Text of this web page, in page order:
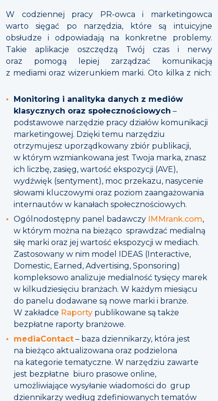
W codziennej pracy PR-owca i marketingowca
warto sięgać po narzędzia, które są intuicyjne
obsłudze i odpowiadają na konkretne problemy.
Takie aplikacje oszczędzą Twój czas i nerwy
oraz pomogą lepiej zarządzać komunikacją
z mediami oraz wizerunkiem marki. Oto kilka z nich:
Monitoring i analityka danych z mediów
klasycznych oraz społecznościowych –
podstawowe narzędzie pracy działów komunikacji
marketingowej. Dzięki temu narzędziu
otrzymujesz uporządkowany zbiór publikacji,
w którym wzmiankowana jest Twoja marka, znasz
ich liczbę, zasięg, wartość ekspozycji (AVE),
wydźwięk (sentyment), moc przekazu, nasycenie
słowami kluczowymi oraz poziom zaangażowania
internautów w kanałach społecznościowych.
Ogólnodostępny panel badawczy IMMrank.com,
w którym można na bieżąco sprawdzać medialną
siłę marki oraz jej wartość ekspozycji w mediach.
Zastosowany w nim model IDEAS (Interactive,
Domestic, Earned, Advertising, Sponsoring)
kompleksowo analizuje medialność tysięcy marek
w kilkudziesięciu branżach. W każdym miesiącu
do panelu dodawane są nowe marki i branże.
W zakładce Raporty publikowane są także
bezpłatne raporty branżowe.
mediaContact – baza dziennikarzy, która jest
na bieżąco aktualizowana oraz podzielona
na kategorie tematyczne. W narzędziu zawarte
jest bezpłatne biuro prasowe online,
umożliwiające wysyłanie wiadomości do grup
dziennikarzy według zdefiniowanych tematów